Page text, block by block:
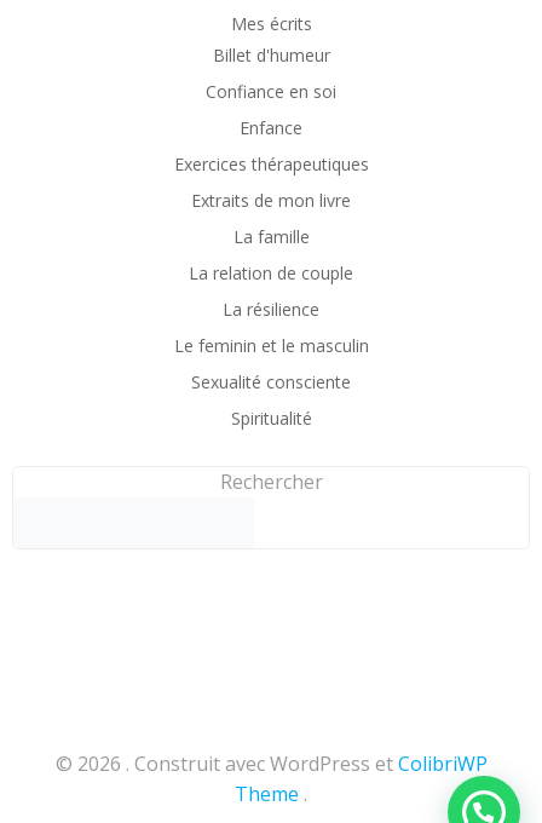
Mes écrits
Billet d'humeur
Confiance en soi
Enfance
Exercices thérapeutiques
Extraits de mon livre
La famille
La relation de couple
La résilience
Le feminin et le masculin
Sexualité consciente
Spiritualité
Rechercher
© 2026 . Construit avec WordPress etColibriWP
Theme .